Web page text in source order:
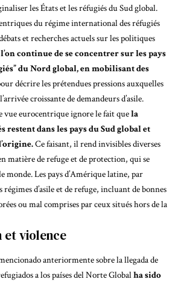
les États et les réfugiés du Sud global.
du régime international des réfugiés
et recherches actuels sur les politiques
l’on continue de se concentrer sur les pays
du Nord global, en mobilisant des
décrire les prétendues pressions auxquelles
croissante de demandeurs d’asile.
vue eurocentrique ignore le fait quela
restent dans les pays du Sud global et
Ce faisant, il rend invisibles diverses
matière de refuge et de protection, qui se
monde.Les pays d’Amérique latine, par
régimes d’asile et de refuge, incluant de bonnes
ou mal comprises par ceux situés hors de la
et violence
anteriormente sobre la llegada de
a los países del Norte Globalha sido